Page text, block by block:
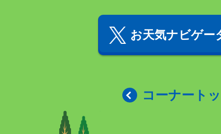
お天気ナビゲー
コーナート